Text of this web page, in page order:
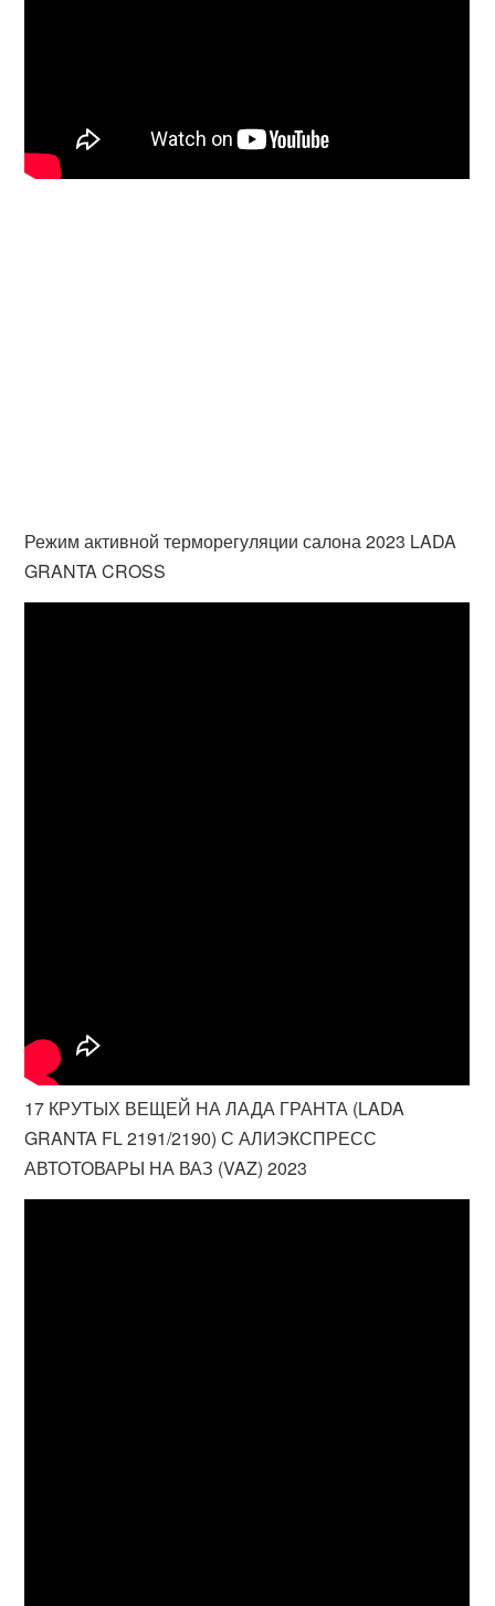
Режим активной терморегуляции салона 2023 LADA
GRANTA CROSS
17 КРУТЫХ ВЕЩЕЙ НА ЛАДА ГРАНТА (LADA
GRANTA FL 2191/2190) С АЛИЭКСПРЕСС
АВТОТОВАРЫ НА ВАЗ (VAZ) 2023